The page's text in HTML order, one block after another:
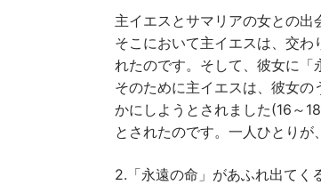
主イエスとサマリアの女との出
そこにおいて主イエスは、交
れたのです。そして、彼女に「
そのために主イエスは、彼女
かにしようとされました(16～
とされたのです。一人ひとりが
2.「永遠の命」があふれ出てく